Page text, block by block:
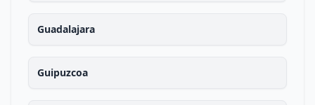
Guadalajara
Guipuzcoa